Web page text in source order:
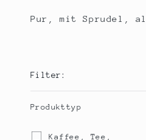
o
i
e
Pur, mit Sprudel,
Filter:
Produkttyp
Produkttyp
Kaffee, Tee,